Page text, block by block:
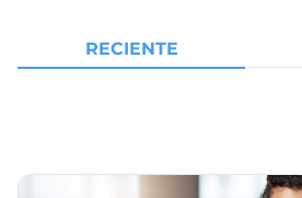
RECIENTE